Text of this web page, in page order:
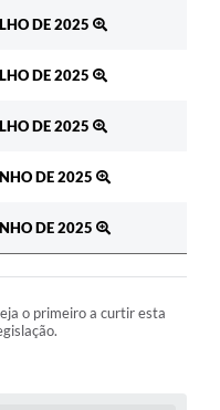
DE 2025
DE 2025
DE 2025
DE 2025
DE 2025
o primeiro a curtir esta